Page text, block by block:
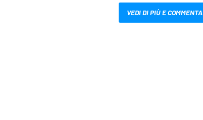
VEDI DI PIÙ E COMMENTA